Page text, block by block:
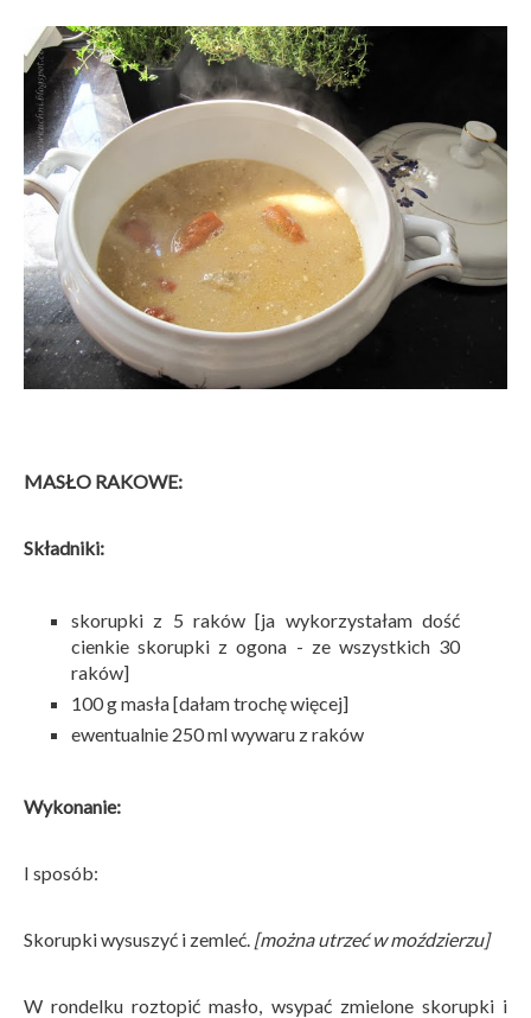
MASŁO RAKOWE:
Składniki:
skorupki z 5 raków [ja wykorzystałam dość
cienkie skorupki z ogona - ze wszystkich 30
raków]
100 g masła [dałam trochę więcej]
ewentualnie 250 ml wywaru z raków
Wykonanie:
I sposób:
Skorupki wysuszyć i zemleć. [można utrzeć w moździerzu]
W rondelku roztopić masło, wsypać zmielone skorupki i